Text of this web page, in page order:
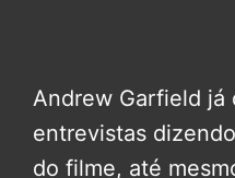
Andrew Garfield já
entrevistas
do filme, até